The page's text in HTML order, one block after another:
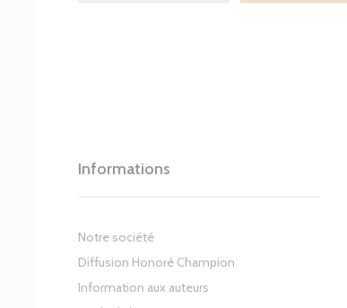
Informations
Notre société
Diffusion Honoré Champion
Information aux auteurs